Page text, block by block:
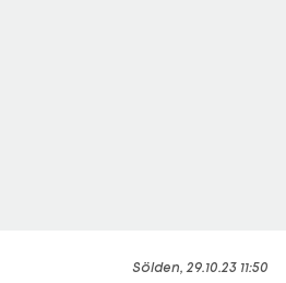
Sölden, 29.10.23 11:50